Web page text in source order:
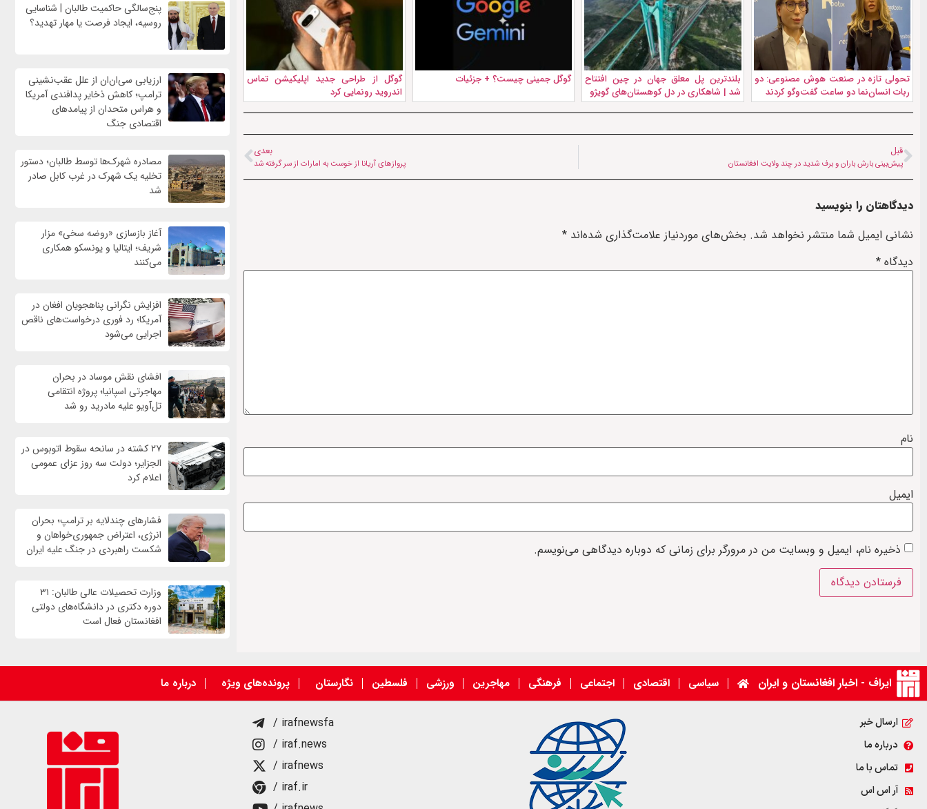
تحولی تازه در صنعت هوش مصنوعی: دو
ربات انسان‌نما دو ساعت گفت‌وگو کردند
بلندترین پل معلق جهان در چین افتتاح
شد | شاهکاری در دل کوهستان‌های گویژو
گوگل جمینی چیست؟ + جزئیات
گوگل از طراحی جدید اپلیکیشن تماس
اندروید رونمایی کرد
قبل
پیش‌بینی بارش باران و برف شدید در چند ولایت‌ افغانستان
بعدی
پروازهای آریانا از خوست به امارات از سر گرفته شد
دیدگاهتان را بنویسید
نشانی ایمیل شما منتشر نخواهد شد. بخش‌های موردنیاز علامت‌گذاری شده‌اند *
دیدگاه *
نام
ایمیل
ذخیره نام، ایمیل و وبسایت من در مرورگر برای زمانی که دوباره دیدگاهی می‌نویسم.
پنج‌سالگی حاکمیت طالبان | شناسایی
روسیه، ایجاد فرصت‌ یا مهار تهدید؟
ارزیابی سی‌ان‌ان از علل عقب‌نشینی
ترامپ؛ کاهش ذخایر پدافندی آمریکا
و هراس متحدان از پیامدهای
اقتصادی جنگ
مصادره شهرک‌ها توسط طالبان؛ دستور
تخلیه یک شهرک در غرب کابل صادر
شد
آغاز بازسازی «روضه سخی» مزار
شریف؛ ایتالیا و یونسکو همکاری
می‌کنند
افزایش نگرانی پناهجویان افغان در
آمریکا؛ رد فوری درخواست‌های ناقص
اجرایی می‌شود
افشای نقش موساد در بحران
مهاجرتی اسپانیا؛ پروژه انتقامی
تل‌آویو علیه مادرید رو شد
۲۷ کشته در سانحه سقوط اتوبوس در
الجزایر؛ دولت سه روز عزای عمومی
اعلام کرد
فشارهای چندلایه بر ترامپ؛ بحران
انرژی، اعتراض جمهوری‌خواهان و
شکست راهبردی در جنگ علیه ایران
وزارت تحصیلات عالی طالبان: ۳۱
دوره دکتری در دانشگاه‌های دولتی
افغانستان فعال است
ایراف - اخبار افغانستان و ایران سیاسی اقتصادی اجتماعی فرهنگی مهاجرین ورزشی فلسطین نگارستان پرونده‌های ویژه درباره ما
ارسال خبر
درباره ما
تماس با ما
آر اس اس
/ irafnewsfa
/ iraf.news
/ irafnews
/ iraf.ir